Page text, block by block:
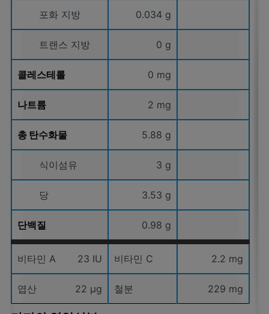
포화 지방 0.034 g
트랜스 지방 0 g
콜레스테롤 0 mg
나트륨 2 mg
총 탄수화물 5.88 g
식이섬유 3 g
당 3.53 g
단백질 0.98 g
비타민 A 23 IU 비타민 C 2.2 mg
엽산 22 µg 철분 229 mg